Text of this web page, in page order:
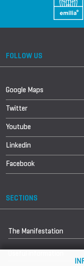
FOLLOW US
Google Maps
Twitter
Youtube
Linkedin
Facebook
SECTIONS
The Manifestation